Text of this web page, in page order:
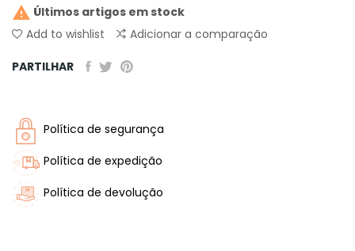
 Últimos artigos em stock
Add to wishlist
Adicionar a comparação
PARTILHAR
Política de segurança
Política de expedição
Política de devolução